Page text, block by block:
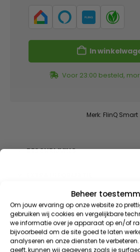
Beheer
Om jouw ervaring op onze website zo
gebruiken wij cookies en vergelijkbare
we informatie over je apparaat op en/of
bijvoorbeeld om de site goed te laten
analyseren en onze diensten te
geeft, kunnen wij gegevens zoals je
In
Voor 23:00 besteld,
Merk: FlinQ Smart
BESCHRIJVING
BEOORDELINGEN (3)
DOWNLOADS
RESERVE ONDERDELEN
Speciaal
Meld je aan voor onze nieuwsbrief
10% kortingop je eerste
VIP KORTINGEN | EXCLUSIEVE TOEGANG |